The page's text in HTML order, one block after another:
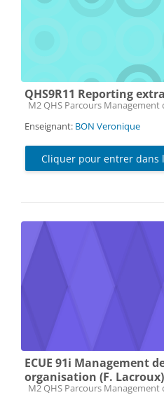
QHS9R11 Reporting
Catégorie de cours
M2 QHS Parcours
Enseignant: BON Veronique
Cliquer pour entrer dans
ECUE 91i Management
organisation (F. Lacroux)
Catégorie de cours
M2 QHS Parcours